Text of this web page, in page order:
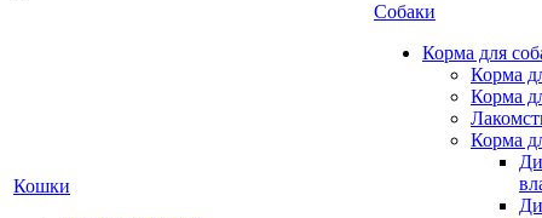
Кошки
Собаки
Корма для
Корма
Корма
Корма